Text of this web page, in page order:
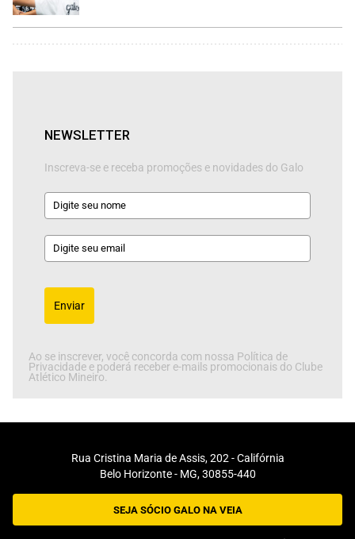
NEWSLETTER
Inscreva-se e receba promoções e novidades do Galo
Enviar
Ao se inscrever, você concorda com nossa Política de
Privacidade e poderá receber e-mails promocionais do Clube
Atlético Mineiro.
Rua Cristina Maria de Assis, 202 - Califórnia
Belo Horizonte - MG, 30855-440
SEJA SÓCIO GALO NA VEIA